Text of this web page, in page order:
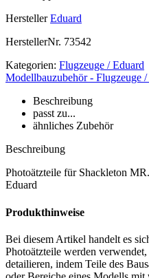
Hersteller Eduard
HerstellerNr. 73542
Kategorien: Flugzeuge / Eduard
Modellbauzubehör - Flugzeuge /
Beschreibung
passt zu...
ähnliches Zubehör
Beschreibung
Photoätzteile für Shackleton
Eduard
Produkthinweise
Bei diesem Artikel handelt es
Photoätzteile werden
detailieren, indem Teile des